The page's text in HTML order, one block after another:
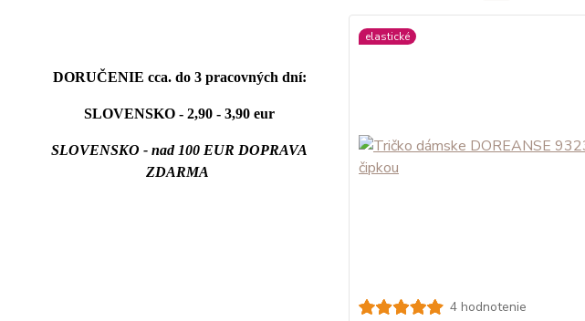
DORUČENIE cca. do 3 pracovných dní:
SLOVENSKO - 2,90 - 3,90 eur
SLOVENSKO - nad 100 EUR DOPRAVA
ZDARMA
elastické
4 hodnotenie